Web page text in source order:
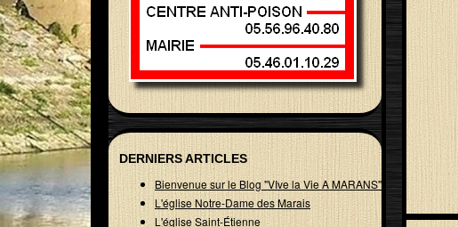
DERNIERS ARTICLES
Bienvenue sur le Blog "VIve la Vie A MARANS"
L'église Notre-Dame des Marais
L'église Saint-Étienne